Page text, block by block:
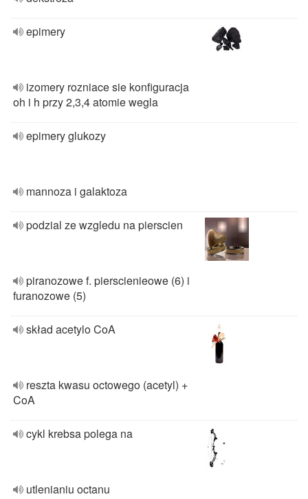
epimery
izomery rozniace sie konfiguracja
oh i h przy 2,3,4 atomie wegla
epimery glukozy
mannoza i galaktoza
podzial ze wzgledu na pierscien
piranozowe f. pierscienieowe (6) i
furanozowe (5)
skład acetylo CoA
reszta kwasu octowego (acetyl) +
CoA
cykl krebsa polega na
utlenianiu octanu